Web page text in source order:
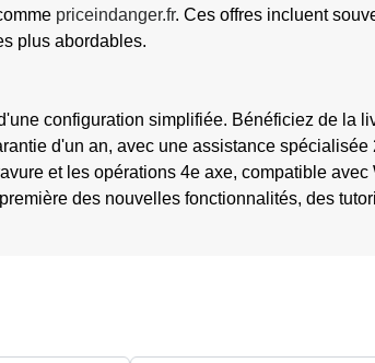
priceindanger.fr. Ces offres incluent
plus abordables.
configuration simplifiée. Bénéficiez de la
d'un an, avec une assistance
et les opérations 4e axe, compatible
des nouvelles fonctionnalités, des